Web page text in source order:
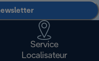
Service
Localisateur